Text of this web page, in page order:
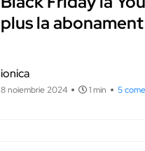
plus la abonament
ionica
8 noiembrie 2024 1 min 5